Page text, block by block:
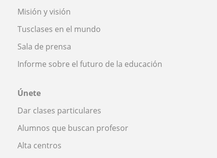
Misión y visión
Tusclases en el mundo
Sala de prensa
Informe sobre el futuro de la educación
Únete
Dar clases particulares
Alumnos que buscan profesor
Alta centros